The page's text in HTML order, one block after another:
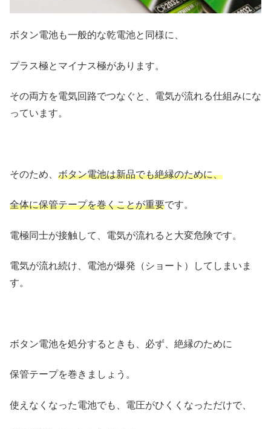
ボタン電池も一般的な乾電池と同様に、
プラス極とマイナス極があります。
その両方を電気回路でつなぐと、電気が流れる仕組みにな
っています。
そのため、 ボタン電池は新品でも絶縁のために、
全体に保管テープを巻くことが重要です。
電極同士が接触して、電気が流れると大変危険です。
電気が流れ続け、電池が爆発（ショート）してしまいま
す。
ボタン電池を処分するときも、必ず、絶縁のために
保管テープを巻きましょう。
使えなくなった電池でも、電圧がひくくなっただけで、